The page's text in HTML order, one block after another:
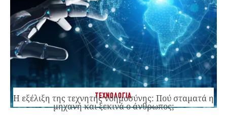
ΤΕΧΝΟΛΟΓΙΑ
Η εξέλιξη της τεχνητής νοημοσύνης: Πού σταματά η
μηχανή και ξεκινά ο άνθρωπος;